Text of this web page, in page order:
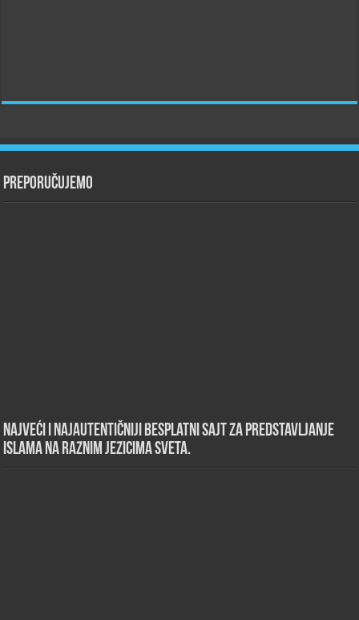
Preporučujemo
Najveći i najautentičniji besplatni sajt za predstavljanje
islama na raznim jezicima sveta.